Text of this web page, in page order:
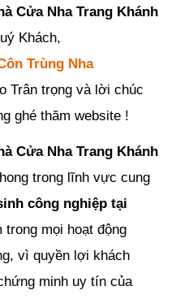
Cửa Nha Trang Khánh
Khách,
Trùng Nha
Trân trọng và lời chúc
ghé thăm website !
Cửa Nha Trang Khánh
trong lĩnh vực cung
công nghiệp tại
mọi hoạt động
vì quyền lợi khách
minh uy tín của